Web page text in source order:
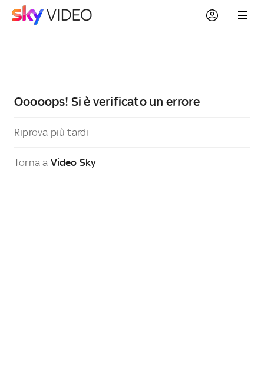
Ooooops! Si è verificato un errore
Riprova più tardi
Torna a Video Sky